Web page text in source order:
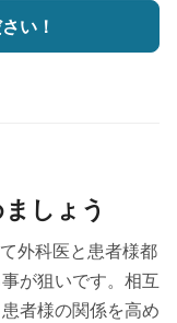
い！
しょう
外科医と患者様都
が狙いです。相互
者様の関係を高め